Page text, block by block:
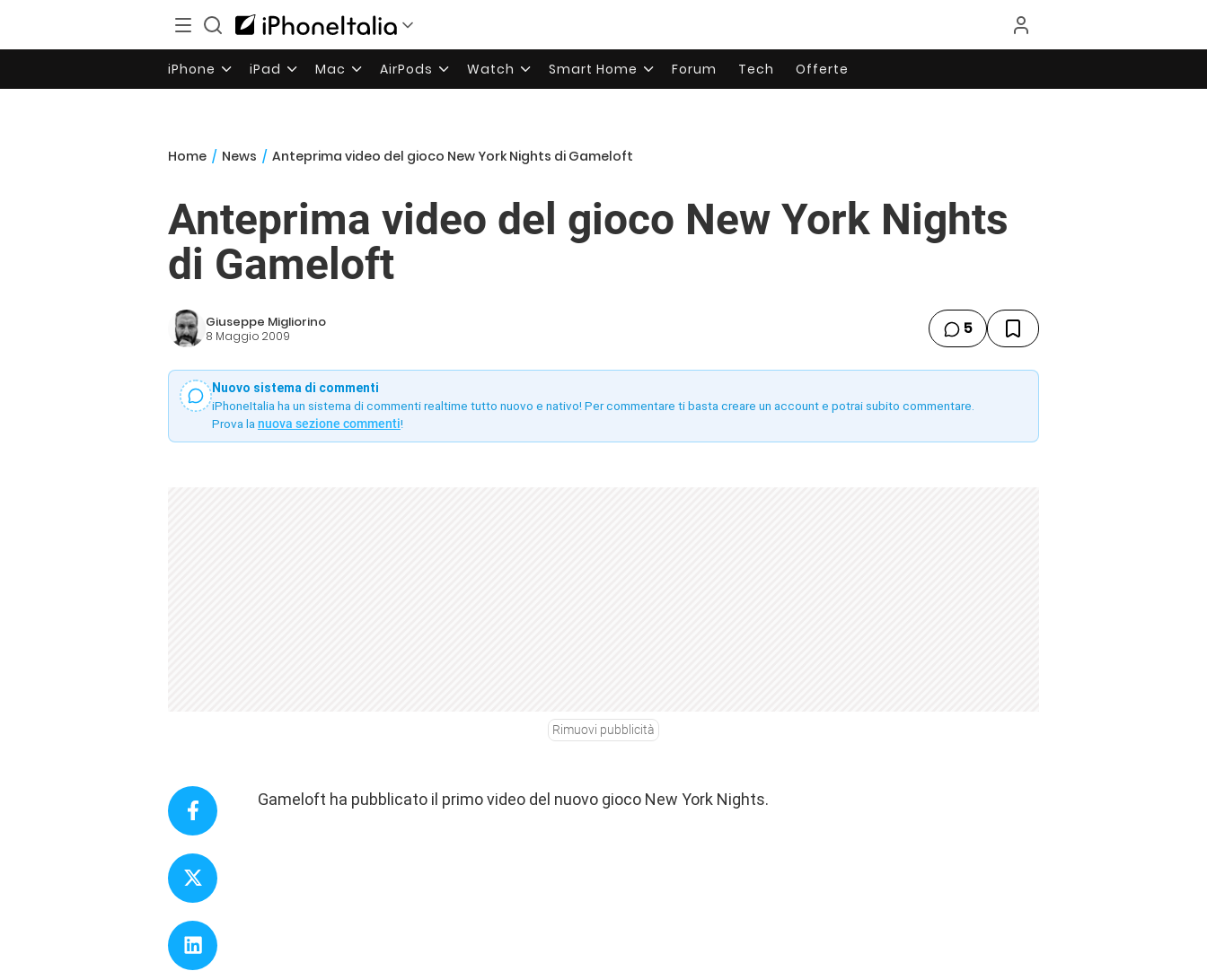
iPhone iPad Mac AirPods Watch Smart Home Forum Tech Offerte
Home / News / Anteprima video del gioco New York Nights di Gameloft
Anteprima video del gioco New York Nights
di Gameloft
Giuseppe Migliorino
8 Maggio 2009 5
Nuovo sistema di commenti
iPhoneItalia ha un sistema di commenti realtime tutto nuovo e nativo! Per commentare ti basta creare un account e potrai subito commentare.
Prova la nuova sezione commenti!
Rimuovi pubblicità
Gameloft ha pubblicato il primo video del nuovo gioco New York Nights.